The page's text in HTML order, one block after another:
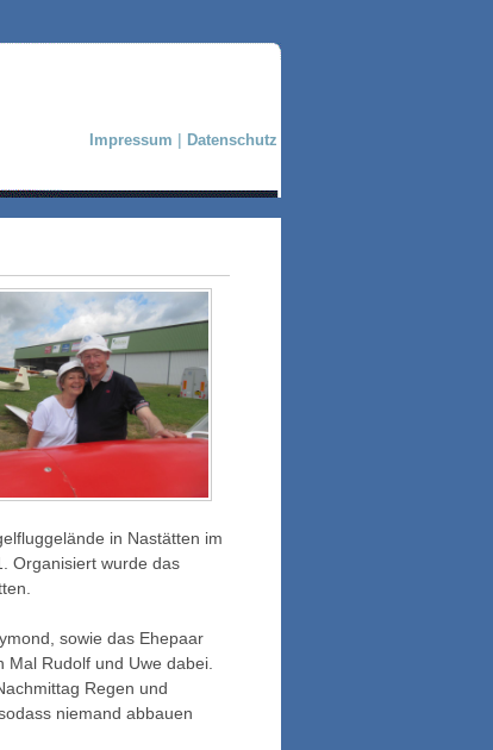
Impressum | Datenschutz
in Nastätten im
Organisiert wurde das
sowie das Ehepaar
Mal Rudolf und Uwe dabei.
Regen und
niemand abbauen